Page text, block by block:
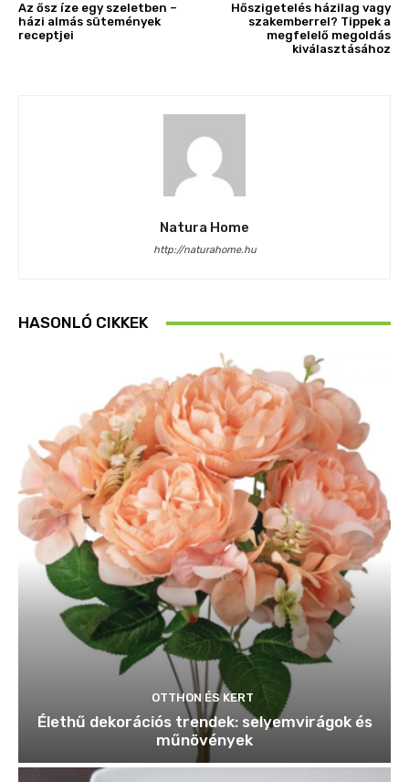
Az ősz íze egy szeletben –
házi almás sütemények
receptjei
Hőszigetelés házilag vagy
szakemberrel? Tippek a
megfelelő megoldás
kiválasztásához
Natura Home
http://naturahome.hu
HASONLÓ CIKKEK
OTTHON ÉS KERT
Élethű dekorációs trendek: selyemvirágok és
műnövények